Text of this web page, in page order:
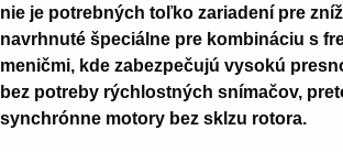
Kariéra
nie je potrebných toľko zariadení pre
navrhnuté špeciálne pre kombináciu s
meničmi, kde zabezpečujú vysokú
bez potreby rýchlostných snímačov,
synchrónne motory bez sklzu rotora.